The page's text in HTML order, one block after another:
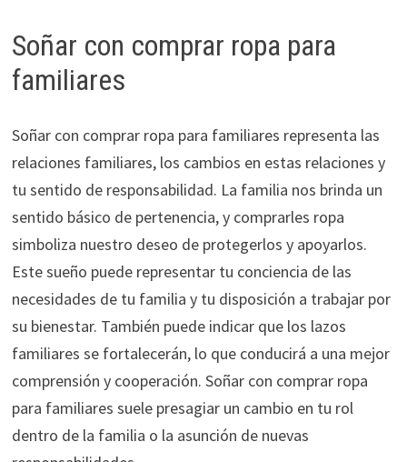
Soñar con comprar ropa para
familiares
Soñar con comprar ropa para familiares representa las
relaciones familiares, los cambios en estas relaciones y
tu sentido de responsabilidad. La familia nos brinda un
sentido básico de pertenencia, y comprarles ropa
simboliza nuestro deseo de protegerlos y apoyarlos.
Este sueño puede representar tu conciencia de las
necesidades de tu familia y tu disposición a trabajar por
su bienestar. También puede indicar que los lazos
familiares se fortalecerán, lo que conducirá a una mejor
comprensión y cooperación. Soñar con comprar ropa
para familiares suele presagiar un cambio en tu rol
dentro de la familia o la asunción de nuevas